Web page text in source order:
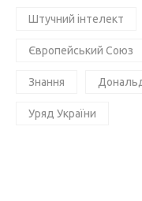
Штучний інтелект
Європейський Союз
Знання
Уряд України